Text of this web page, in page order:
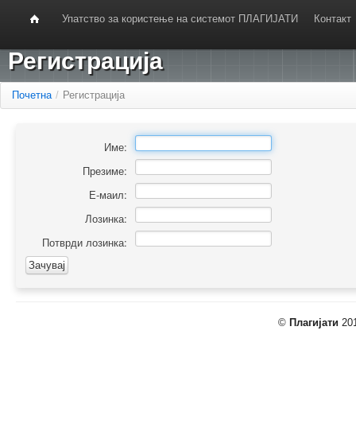
Упатство за користење на системот ПЛАГИЈАТИ Контакт
Регистрација
Почетна / Регистрација
Име:
Презиме:
Е-маил:
Лозинка:
Потврди лозинка:
© Плагијати